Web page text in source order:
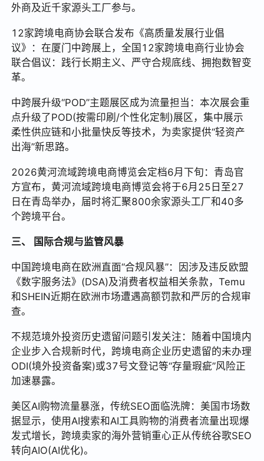
外商及近千家源头工厂参与。
12家跨境电商协会联合发布《高质量发展行业倡
议》：在厦门中跨展上，全国12家跨境电商行业协会
联合倡议：践行长期主义、严守合规底线、拥抱数智变
革。
中跨展升级“POD”主题展区成为流量担当：本次展会重
点升级了POD(按需印刷/个性化定制)展区，集中展示
柔性供应链和小批量快反等技术，为卖家提供“轻资产
出海”新思路。
2026黄河流域跨境电商博览会定档6月下旬：青岛官
方宣布，黄河流域跨境电商博览会将于6月25日至27
日在青岛举办，届时将汇聚800余家源头工厂和40多
个跨境平台。
三、 国际合规与监管风暴
中国跨境电商在欧洲直面“合规风暴”：因涉及违反欧盟
《数字服务法》(DSA)及消费者权益相关条款，Temu
和SHEIN近期在欧洲市场遭遇高额罚款和严厉的合规审
查。
不规范境外投资历史遗留问题引发关注：随着中国境内
企业步入合规新时代，跨境电商企业历史遗留的未办理
ODI(境外投资备案)或37号文登记等“存量瑕疵”风险正
加速暴露。
美区AI购物流量暴涨，传统SEO面临洗牌：美国市场数
据显示，使用AI搜索和AI工具购物的消费者流量出现爆
发式增长，跨境卖家的海外营销重心正从传统谷歌SEO
转向AIO(AI优化)。